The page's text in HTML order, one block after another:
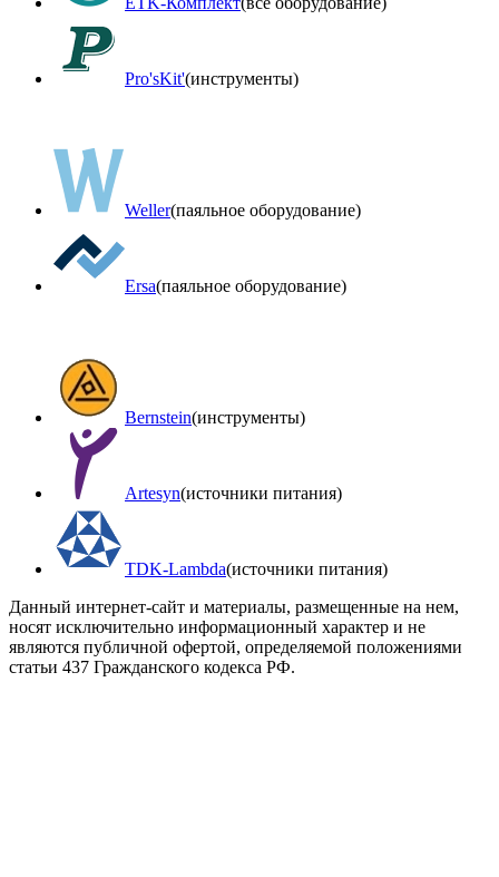
Pro'sKit'(инструменты)
Weller(паяльное оборудование)
Ersa(паяльное оборудование)
Bernstein(инструменты)
Artesyn(источники питания)
TDK-Lambda(источники питания)
Данный интернет-сайт и материалы, размещенные на нем,
носят исключительно информационный характер и не
являются публичной офертой, определяемой положениями
статьи 437 Гражданского кодекса РФ.